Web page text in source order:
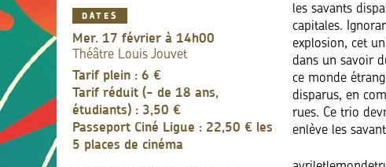
DATES
mer. 17 février à 14h00
Théâtre Louis Jouvet
Tarif plein : 6 €
Tarif réduit (- de 18 ans,
étudiants) : 3,50 €
Passeport Ciné Ligue : 22,50 € les
5 places de cinéma
les savants
capitales.
explosion, cet
dans un savoir
ce monde
disparus, en
rues. Ce trio
enlève les